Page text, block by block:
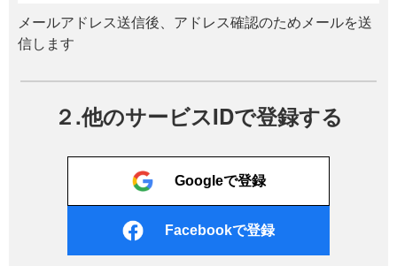
メールアドレス送信後、アドレス確認のためメールを送
信します
２.他のサービスIDで登録する
Googleで登録
Facebookで登録